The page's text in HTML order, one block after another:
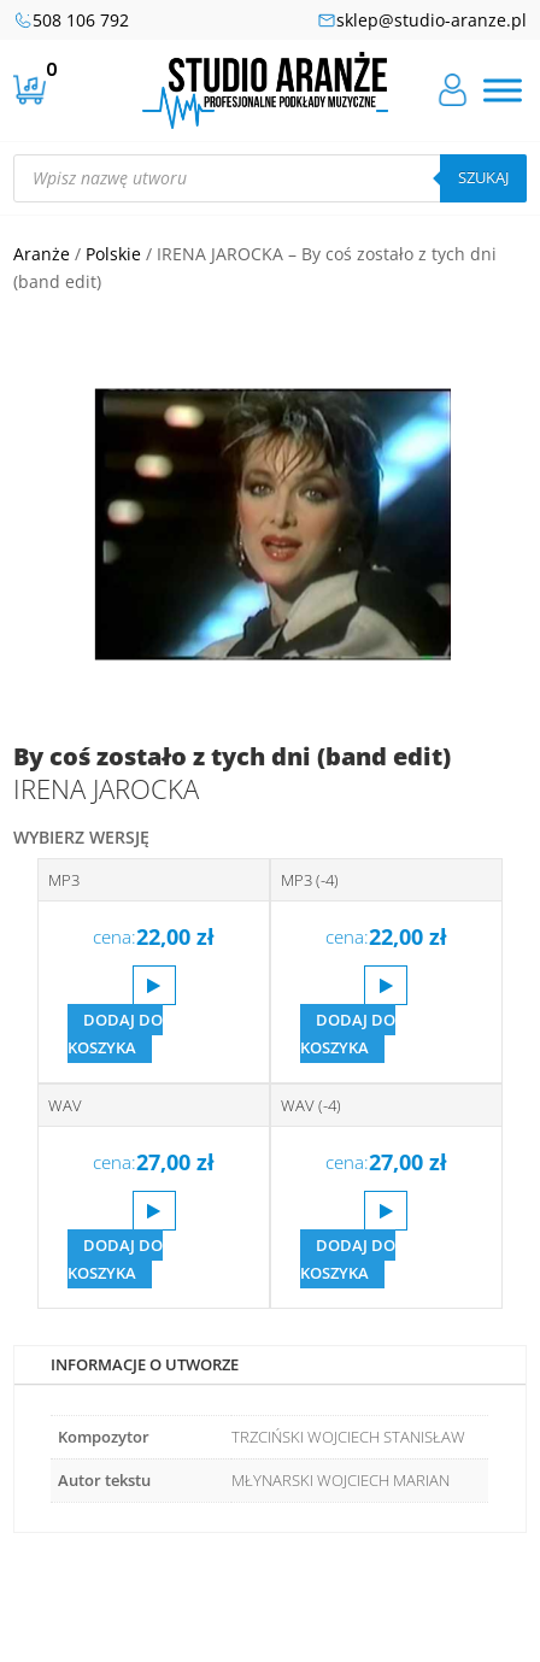
508 106 792 sklep@studio-aranze.pl
0
Wyszukiwarka
produktów SZUKAJ
Aranże / Polskie / IRENA JAROCKA – By coś zostało z tych dni
(band edit)
By coś zostało z tych dni (band edit)
IRENA JAROCKA
WYBIERZ WERSJĘ
MP3
cena:22,00zł
DODAJ DO
KOSZYKA
MP3 (-4)
cena:22,00 zł
DODAJ DO
KOSZYKA
WAV
cena:27,00zł
DODAJ DO
KOSZYKA
WAV (-4)
cena:27,00 zł
DODAJ DO
KOSZYKA
INFORMACJE O UTWORZE
Kompozytor
TRZCIŃSKI WOJCIECH STANISŁAW
Autor tekstu
MŁYNARSKI WOJCIECH MARIAN